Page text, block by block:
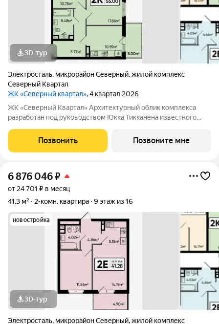
3D-тур
Электросталь, микрорайон Северный,жилой комплекс
Северный Квартал
ЖК «Северный квартал», 4 квартал 2026
ЖК «Северный Квартал» Архитектурный облик комплекса
разработан под руководством Юкка Тикканена известного
сочетании современного дизайна и северной эстетики. В
данном проекте Тикканен удачно
Позвонить Позвоните мне
6 876 046₽
от 24 701 ₽ в месяц
41,3 м²
2-комн. квартира 9 этаж из 16
новостройка
3D-тур
Электросталь, микрорайон Северный,жилой комплекс